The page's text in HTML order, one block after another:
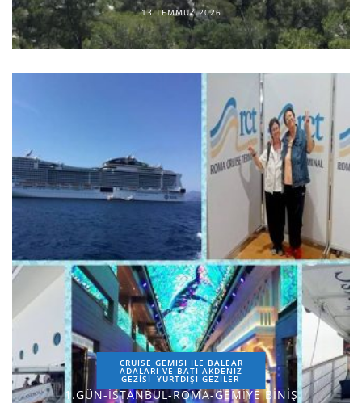
13 TEMMUZ 2026
CRUISE GEMİSİ İLE BALEAR
ADALARI VE BATI AKDENİZ
GEZİSİ YURTDIŞI GEZILER
1.GÜN-İSTANBUL-ROMA-GEMİYE BİNİŞ